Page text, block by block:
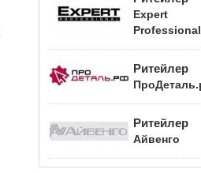
Expert
Professional
Ритейлер
Ритейлер
Айвенго